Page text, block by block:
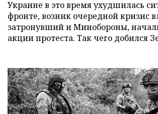
Украине в это время ухудшилась
фронте, возник очередной кризис
затронувший и Минобороны,
акции протеста. Так чего добился